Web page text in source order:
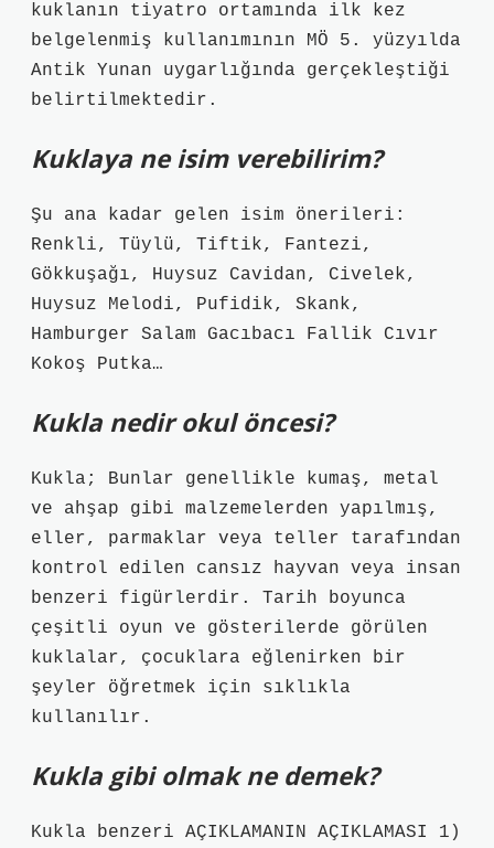
kuklanın tiyatro ortamında ilk kez
belgelenmiş kullanımının MÖ 5. yüzyılda
Antik Yunan uygarlığında gerçekleştiği
belirtilmektedir.
Kuklaya ne isim verebilirim?
Şu ana kadar gelen isim önerileri:
Renkli, Tüylü, Tiftik, Fantezi,
Gökkuşağı, Huysuz Cavidan, Civelek,
Huysuz Melodi, Pufidik, Skank,
Hamburger Salam Gacıbacı Fallik Cıvır
Kokoş Putka…
Kukla nedir okul öncesi?
Kukla; Bunlar genellikle kumaş, metal
ve ahşap gibi malzemelerden yapılmış,
eller, parmaklar veya teller tarafından
kontrol edilen cansız hayvan veya insan
benzeri figürlerdir. Tarih boyunca
çeşitli oyun ve gösterilerde görülen
kuklalar, çocuklara eğlenirken bir
şeyler öğretmek için sıklıkla
kullanılır.
Kukla gibi olmak ne demek?
Kukla benzeri AÇIKLAMANIN AÇIKLAMASI 1)